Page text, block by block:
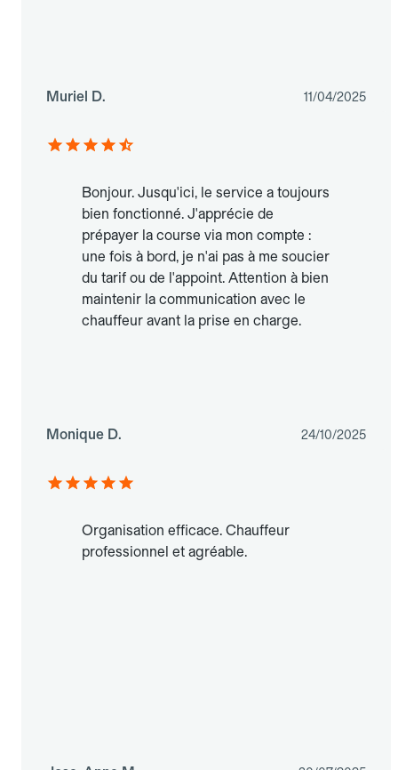
Muriel D. 11/04/2025
Bonjour. Jusqu'ici, le service a toujours
bien fonctionné. J'apprécie de
prépayer la course via mon compte :
une fois à bord, je n'ai pas à me soucier
du tarif ou de l'appoint. Attention à bien
maintenir la communication avec le
chauffeur avant la prise en charge.
Monique D. 24/10/2025
Organisation efficace. Chauffeur
professionnel et agréable.